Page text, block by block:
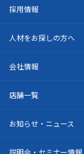
採用情報
人材をお探しの方へ
会社情報
店舗一覧
お知らせ・ニュース
説明会・セミナー情報